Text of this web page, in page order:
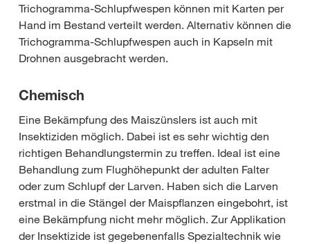
Trichogramma-Schlupfwespen können mit Karten per
Hand im Bestand verteilt werden. Alternativ können die
Trichogramma-Schlupfwespen auch in Kapseln mit
Drohnen ausgebracht werden.
Chemisch
Eine Bekämpfung des Maiszünslers ist auch mit
Insektiziden möglich. Dabei ist es sehr wichtig den
richtigen Behandlungstermin zu treffen. Ideal ist eine
Behandlung zum Flughöhepunkt der adulten Falter
oder zum Schlupf der Larven. Haben sich die Larven
erstmal in die Stängel der Maispflanzen eingebohrt, ist
eine Bekämpfung nicht mehr möglich. Zur Applikation
der Insektizide ist gegebenenfalls Spezialtechnik wie